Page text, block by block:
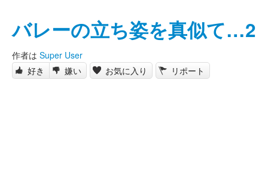
バレーの立ち姿を真似て…2
作者は Super User
好き
嫌い お気に入り リポート